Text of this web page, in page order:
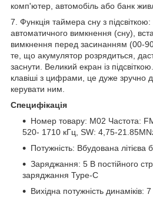
комп'ютер, автомобіль або банк
7. Функція таймера сну з
автоматичного вимкнення (сну),
вимкнення перед засинанням (00-
те, що акумулятор розрядиться,
заснути. Великий екран із
клавіші з цифрами, це дуже зручно
керувати ним.
Специфікація
Номер товару: M02 Частота:
520- 1710 кГц, SW: 4,75-
Потужність: Вбудована
Заряджання: 5 В постійного
заряджання Type-C
Вихідна потужність динаміків: